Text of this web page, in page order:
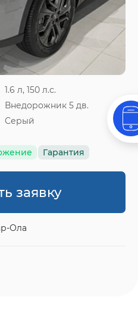
1.6 л, 150 л.с.
Внедорожник 5 дв.
Серый
Гарантия
заявку
Ола